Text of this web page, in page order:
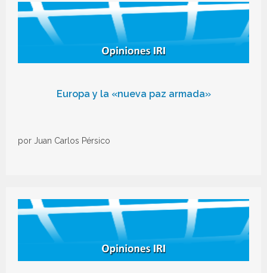
Europa y la «nueva paz armada»
por Juan Carlos Pérsico